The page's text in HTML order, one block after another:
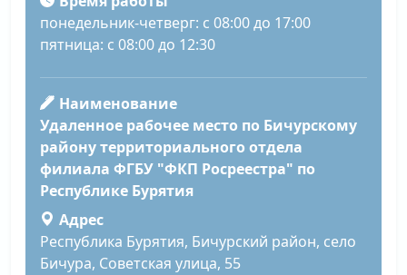
понедельник-четверг: с 08:00 до 17:00
пятница: с 08:00 до 12:30
Наименование
Удаленное рабочее место по Бичурскому
району территориального отдела
филиала ФГБУ "ФКП Росреестра" по
Республике Бурятия
Адрес
Республика Бурятия, Бичурский район, село
Бичура, Советская улица, 55